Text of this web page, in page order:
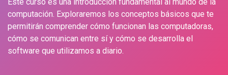
computación. Exploraremos los conceptos básicos que te
permitirán comprender cómo funcionan las computadoras,
cómo se comunican entre sí y cómo se desarrolla el
software que utilizamos a diario.